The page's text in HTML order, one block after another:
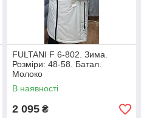
FULTANI F 6-802. Зима.
Розміри: 48-58. Батал.
Молоко
В наявності
2 095 ₴